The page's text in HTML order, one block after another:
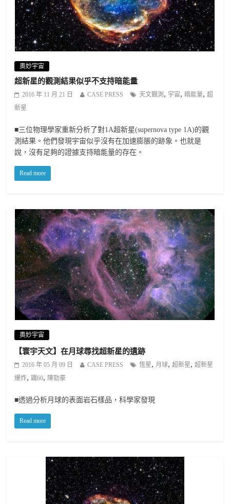
奧妙宇宙
超新星的觀測結果似乎不支持暗能量
2016 年 11 月 21 日 CASE PRESS 天文觀測 , 宇宙, 暗能量,超
新星
■三位物理學家重新分析了對1A超新星(supernova type 1A)的觀
測結果。他們發現宇宙似乎沒有在加速膨脹的跡象。也就是
說，沒有足夠的證據支持暗能量的存在。
Read more
奧妙宇宙
【寰宇天文】在月球尋找超新星的遺跡
2016 年 05 月 09 日 CASE PRESS 恆星, 月球,超新星,超新星
爆炸,鐵60, 陳勁豪
■透過分析月球的表面岩石樣品，科學家發現
Read more